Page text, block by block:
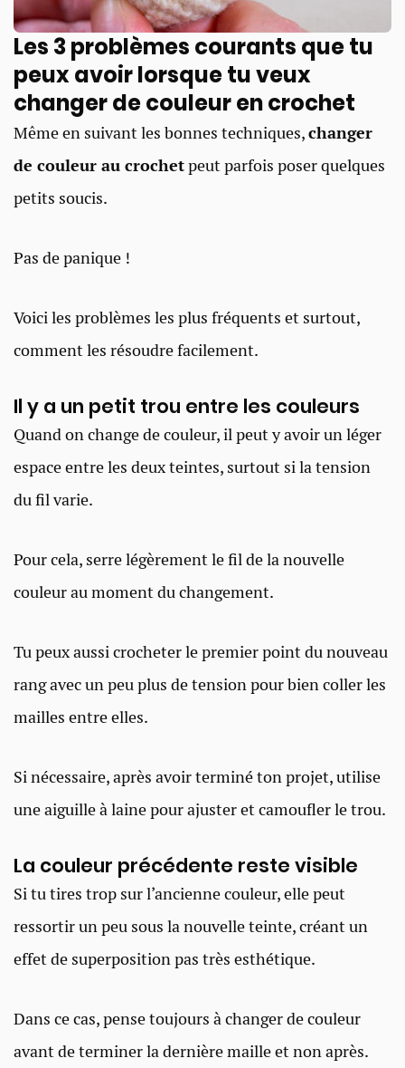
Les 3 problèmes courants que tu
peux avoir lorsque tu veux
changer de couleur en crochet
Même en suivant les bonnes techniques,changer
de couleur au crochetpeut parfois poser quelques
petits soucis.
Pas de panique !
Voici les problèmes les plus fréquents et surtout,
comment les résoudre facilement.
Il y a un petit trou entre les couleurs
Quand on change de couleur, il peut y avoir un léger
espace entre les deux teintes, surtout si la tension
du fil varie.
Pour cela, serre légèrement le fil de la nouvelle
couleur au moment du changement.
Tu peux aussi crocheter le premier point du nouveau
rang avec un peu plus de tension pour bien coller les
mailles entre elles.
Si nécessaire, après avoir terminé ton projet, utilise
une aiguille à laine pour ajuster et camoufler le trou.
La couleur précédente reste visible
Si tu tires trop sur l’ancienne couleur, elle peut
ressortir un peu sous la nouvelle teinte, créant un
effet de superposition pas très esthétique.
Dans ce cas, pense toujours à changer de couleur
avant de terminer la dernière maille et non après.